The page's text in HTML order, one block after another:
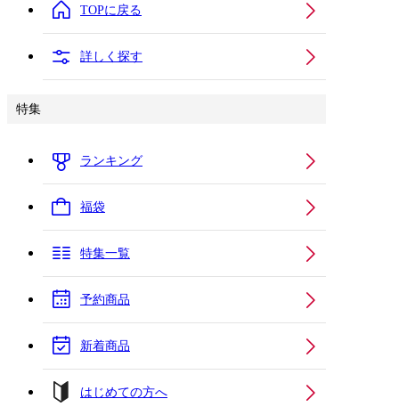
TOPに戻る
詳しく探す
特集
ランキング
福袋
特集一覧
予約商品
新着商品
はじめての方へ